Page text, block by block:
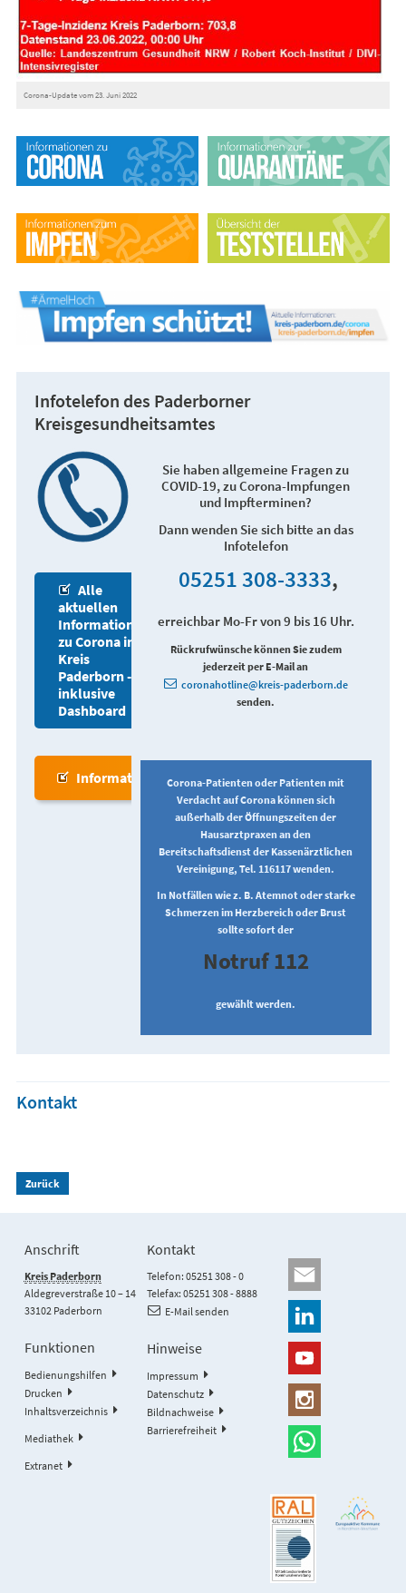
Corona-Update vom 23. Juni 2022
Infotelefon des Paderborner
Kreisgesundheitsamtes
Alle
aktuellen
Informationen
zu Corona im
Kreis
Paderborn -
inklusive
Dashboard
Informationen zum Impfen
Sie haben allgemeine Fragen zu
COVID-19, zu Corona-Impfungen
und Impfterminen?
Dann wenden Sie sich bitte an das
Infotelefon
05251 308-3333,
erreichbar Mo-Fr von 9 bis 16 Uhr.
Rückrufwünsche können Sie zudem
jederzeit per E-Mail an
coronahotline@kreis-paderborn.de
senden.
Corona-Patienten oder Patienten mit
Verdacht auf Corona können sich
außerhalb der Öffnungszeiten der
Hausarztpraxen an den
Bereitschaftsdienst der Kassenärztlichen
Vereinigung, Tel. 116117 wenden.
In Notfällen wie z. B. Atemnot oder starke
Schmerzen im Herzbereich oder Brust
sollte sofort der
Notruf 112
gewählt werden.
Kontakt
Zurück
Anschrift
Kreis Paderborn
Aldegreverstraße 10 – 14
33102 Paderborn
Kontakt
Telefon: 05251 308 - 0
Telefax: 05251 308 - 8888
E-Mail senden
Funktionen
Bedienungshilfen
Drucken
Inhaltsverzeichnis
Mediathek
Extranet
Hinweise
Impressum
Datenschutz
Bildnachweise
Barrierefreiheit